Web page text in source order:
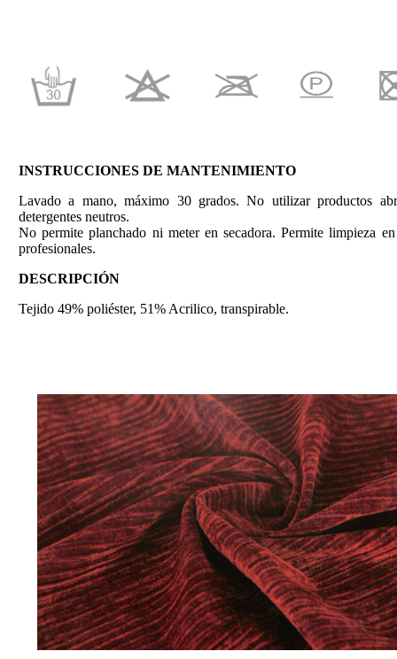
INSTRUCCIONES DE MANTENIMIENTO
Lavado a mano, máximo 30 grados. No utilizar productos
detergentes neutros.
No permite planchado ni meter en secadora. Permite limpieza
profesionales.
DESCRIPCIÓN
Tejido 49% poliéster, 51% Acrilico, transpirable.